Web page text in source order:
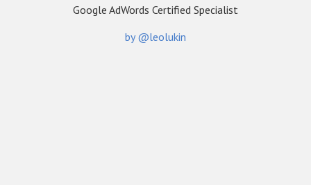
Google AdWords Certified Specialist
by @leolukin